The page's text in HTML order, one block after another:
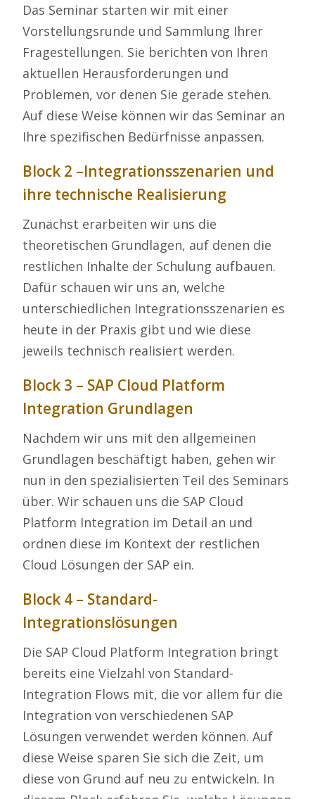
Das Seminar starten wir mit einer
Vorstellungsrunde und Sammlung Ihrer
Fragestellungen. Sie berichten von Ihren
aktuellen Herausforderungen und
Problemen, vor denen Sie gerade stehen.
Auf diese Weise können wir das Seminar an
Ihre spezifischen Bedürfnisse anpassen.
Block 2 –Integrationsszenarien und
ihre technische Realisierung
Zunächst erarbeiten wir uns die
theoretischen Grundlagen, auf denen die
restlichen Inhalte der Schulung aufbauen.
Dafür schauen wir uns an, welche
unterschiedlichen Integrationsszenarien es
heute in der Praxis gibt und wie diese
jeweils technisch realisiert werden.
Block 3 – SAP Cloud Platform
Integration Grundlagen
Nachdem wir uns mit den allgemeinen
Grundlagen beschäftigt haben, gehen wir
nun in den spezialisierten Teil des Seminars
über. Wir schauen uns die SAP Cloud
Platform Integration im Detail an und
ordnen diese im Kontext der restlichen
Cloud Lösungen der SAP ein.
Block 4 – Standard-
Integrationslösungen
Die SAP Cloud Platform Integration bringt
bereits eine Vielzahl von Standard-
Integration Flows mit, die vor allem für die
Integration von verschiedenen SAP
Lösungen verwendet werden können. Auf
diese Weise sparen Sie sich die Zeit, um
diese von Grund auf neu zu entwickeln. In